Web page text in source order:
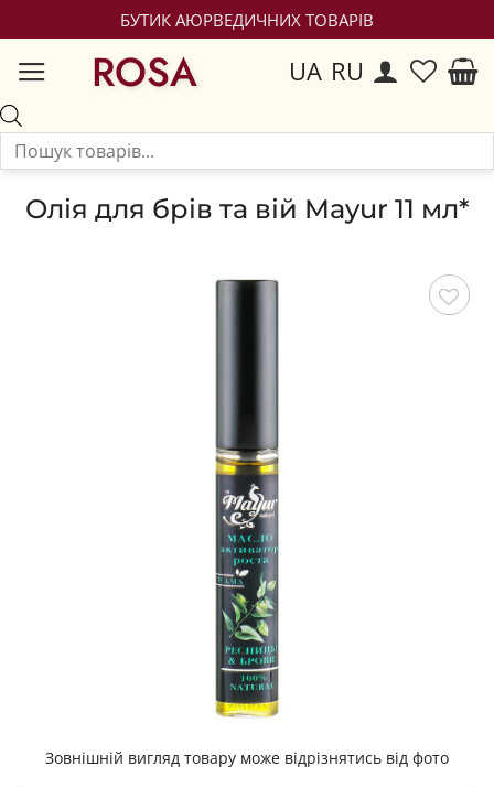
БУТИК АЮРВЕДИЧНИХ ТОВАРІВ
ROSA UA RU
Олія для брів та вій Mayur 11 мл*
Зовнішній вигляд товару може відрізнятись від фото